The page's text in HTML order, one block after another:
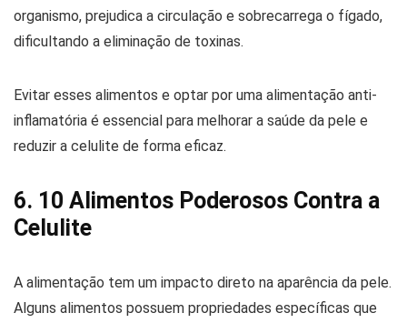
organismo, prejudica a circulação e sobrecarrega o fígado,
dificultando a eliminação de toxinas.
Evitar esses alimentos e optar por uma alimentação anti-
inflamatória é essencial para melhorar a saúde da pele e
reduzir a celulite de forma eficaz.
6. 10 Alimentos Poderosos Contra a
Celulite
A alimentação tem um impacto direto na aparência da pele.
Alguns alimentos possuem propriedades específicas que